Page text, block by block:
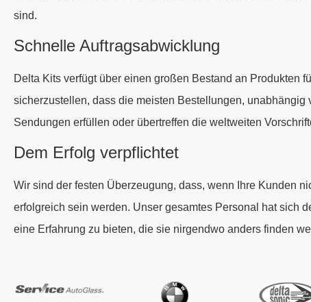
sind.
Schnelle Auftragsabwicklung
Delta Kits verfügt über einen großen Bestand an Produkten
sicherzustellen, dass die meisten Bestellungen,
Sendungen erfüllen oder übertreffen die weltweiten
Dem Erfolg verpflichtet
Wir sind der festen Überzeugung, dass, wenn Ihre Kunden
erfolgreich sein werden. Unser gesamtes Personal hat sich
eine Erfahrung zu bieten, die sie nirgendwo anders finden